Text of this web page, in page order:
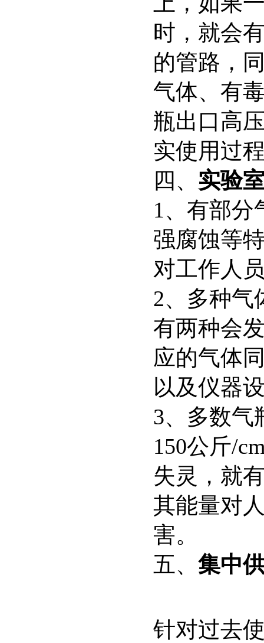
时，就会
的管路，
气体、有
瓶出口高
实使用过
四、 实验
1、有部分
强腐蚀等
对工作人
2、多种气
有两种会
应的气体
以及仪器
3、多数气
150公斤/
失灵，就
其能量对
害。
五、 集中
针对过去